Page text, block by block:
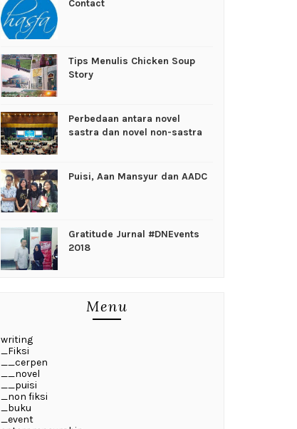
Contact
Tips Menulis Chicken Soup
Story
Perbedaan antara novel
sastra dan novel non-sastra
Puisi, Aan Mansyur dan AADC
Gratitude Jurnal #DNEvents
2018
Menu
writing
_Fiksi
__cerpen
__novel
__puisi
_non fiksi
_buku
_event